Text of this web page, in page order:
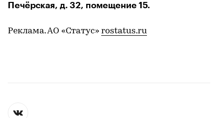
Печёрская, д. 32, помещение 15.
Реклама. АО «Статус» rostatus.ru